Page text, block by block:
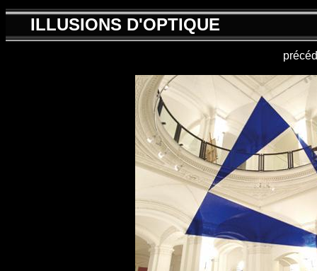
ILLUSIONS D'OPTIQUE